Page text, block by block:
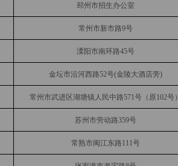
邳州市招生办公室
常州市新市路9号
溧阳市南环路45号
金坛市沿河西路52号(金陵大酒店旁)
常州市武进区湖塘镇人民中路571号（原102号）
苏州市劳动路359号
常熟市闽江东路111号